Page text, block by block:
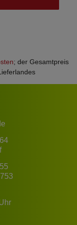
; der Gesamtpreis